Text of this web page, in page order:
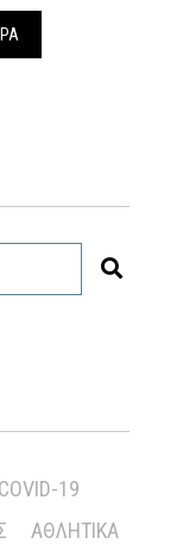
COVID-19
ΑΘΛΗΤΙΚΆ